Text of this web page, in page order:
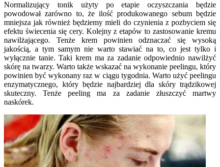
Normalizujący tonik użyty po etapie oczyszczania będzie
powodował zarówno to, że ilość produkowanego sebum będzie
mniejsza jak również będziemy mieli do czynienia z pozbyciem się
efektu świecenia się cery. Kolejny z etapów to zastosowanie kremu
nawilżającego. Tenże krem powinien odznaczać się wysoką
jakością, a tym samym nie warto stawiać na to, co jest tylko i
wyłącznie tanie. Taki krem ma za zadanie odpowiednio nawilżyć
skórę na twarzy. Warto także wskazać na wykonanie peelingu, który
powinien być wykonany raz w ciągu tygodnia. Warto użyć peelingu
enzymatycznego, który będzie najbardziej dla skóry trądzikowej
skuteczny. Tenże peeling ma za zadanie złuszczyć martwy
naskórek.